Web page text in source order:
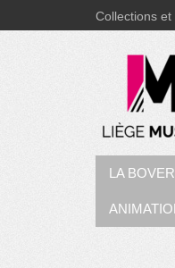
Collections
LA